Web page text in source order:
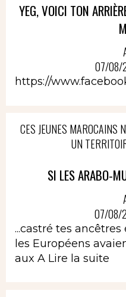
YEG, VOICI TON
07/08/
https://
CES JEUNES MAROCAINS
UN
SI LES ARABO-
07/08/
...castré tes
les Européens
aux A Lire la suite